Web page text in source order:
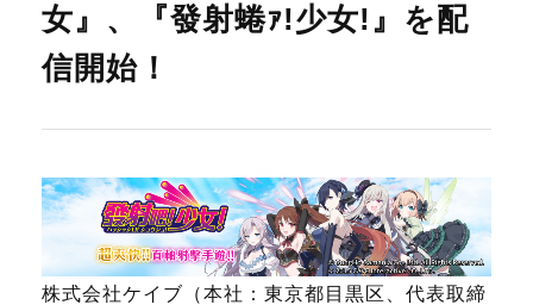
女』、『發射蜷ｧ!少女!』を配
信開始！
株式会社ケイブ（本社：東京都目黒区、代表取締